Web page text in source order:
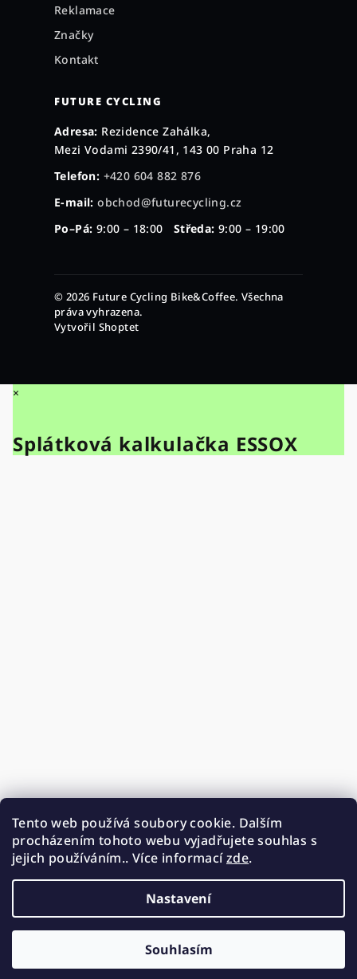
Tento web používá soubory cookie. Dalším
procházením tohoto webu vyjadřujete souhlas s
jejich používáním.. Více informacízde.
Nastavení
Souhlasím
Reklamace
Značky
Kontakt
FUTURE CYCLING
Adresa: Rezidence Zahálka,
Mezi Vodami 2390/41, 143 00 Praha 12
Telefon: +420 604 882 876
E-mail: obchod@futurecycling.cz
Po–Pá: 9:00 – 18:00 Středa: 9:00 – 19:00
© 2026 Future Cycling Bike&Coffee. Všechna
práva vyhrazena.
Vytvořil Shoptet
×
Splátková kalkulačka ESSOX